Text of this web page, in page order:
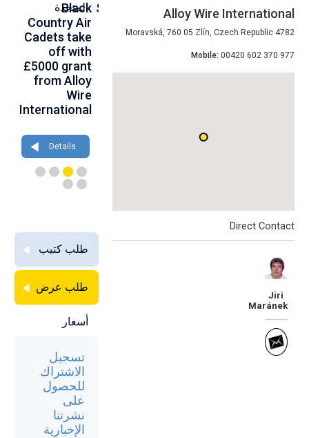
Alloy Wire International
4782 Moravská, 760 05 Zlín, Czech Republic
Mobile: 00420 602 370 977
Direct Contact
Jiri
Maránek
المتحدة
Alloy Wire
International
to toast its
80th
Strengthening
Global
Aerospace
Black
Country Air
Cadets take
off with
£5000 grant
from Alloy
Wire
International
Details
طلب كتيب
طلب عرض
أسعار
تسجيل
الاشتراك
للحصول
على
نشرتنا
الإخبارية